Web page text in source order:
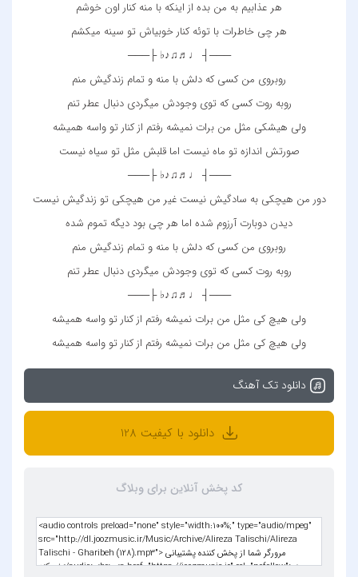
هر عذابیم به من بده از اینکه با منه کنار اون خوشم
هر چی خاطرات با توئه کنار خوبیاش تو سینه میکشم
───┤ ♩♬♫♪♭ ├───
روبروی من کسی که دلش با منه و تمام زندگیش منم
روبه روت کسی که توی وجودش میگردی دنبال عطر تنم
ولی هیشکی مثل من برات نمیشه رفتم از کنار تو واسه همیشه
صورتش اندازه تو ماه نیست اما قلبش مثل تو سیاه نیست
───┤ ♩♬♫♪♭ ├───
دور من هیچکی به سادگیش نیست غیر من هیچکی تو زندگیش نیست
دیدن دوبارت آرزوم شده اما هر چی بود دیگه تموم شده
روبروی من کسی که دلش با منه و تمام زندگیش منم
روبه روت کسی که توی وجودش میگردی دنبال عطر تنم
───┤ ♩♬♫♪♭ ├───
ولی هیچ کی مثل من برات نمیشه رفتم از کنار تو واسه همیشه
ولی هیچ کی مثل من برات نمیشه رفتم از کنار تو واسه همیشه
دانلود تک آهنگ
دانلود با کیفیت 128
کد پخش آنلاین برای وبلاگ